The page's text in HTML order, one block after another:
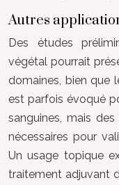
Autres
Des études
végétal pourrait
domaines, bien que
est parfois évoqué
sanguines, mais
nécessaires pour
Un usage topique
traitement adjuvant